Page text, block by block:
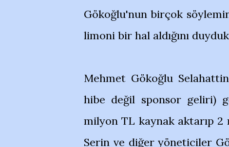
Gökoğlu'nun birçok
limoni bir hal aldığını
Mehmet Gökoğlu
hibe değil sponsor geliri)
milyon TL kaynak aktarıp
Serin ve diğer yöneticiler